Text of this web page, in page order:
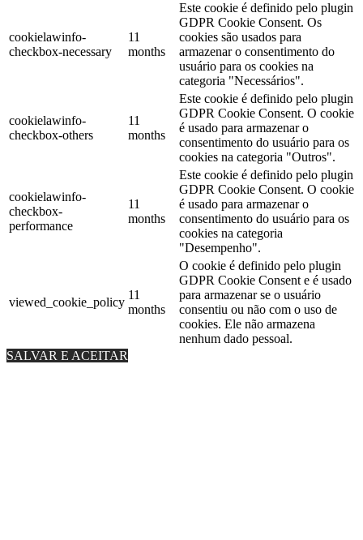
cookielawinfo-
checkbox-necessary
11
months
Este cookie é definido pelo plugin
GDPR Cookie Consent. Os
cookies são usados ​​para
armazenar o consentimento do
usuário para os cookies na
categoria "Necessários".
cookielawinfo-
checkbox-others
11
months
Este cookie é definido pelo plugin
GDPR Cookie Consent. O cookie
é usado para armazenar o
consentimento do usuário para os
cookies na categoria "Outros".
cookielawinfo-
checkbox-
performance
11
months
Este cookie é definido pelo plugin
GDPR Cookie Consent. O cookie
é usado para armazenar o
consentimento do usuário para os
cookies na categoria
"Desempenho".
viewed_cookie_policy
11
months
O cookie é definido pelo plugin
GDPR Cookie Consent e é usado
para armazenar se o usuário
consentiu ou não com o uso de
cookies. Ele não armazena
nenhum dado pessoal.
SALVAR E ACEITAR